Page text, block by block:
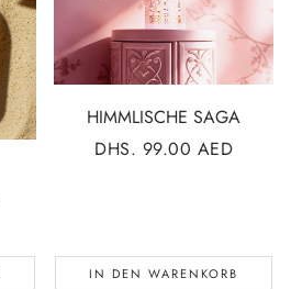
HIMMLISCHE SAGA
NORMALER
DHS. 99.00 AED
IN DEN WARENKORB